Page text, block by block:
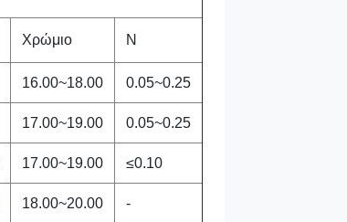
Χρώμιο Ν
16.00~18.00 0.05~0.25
17.00~19.00 0.05~0.25
17.00~19.00 ≤0.10
18.00~20.00 -